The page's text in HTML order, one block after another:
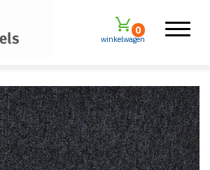
winkelwagen
0